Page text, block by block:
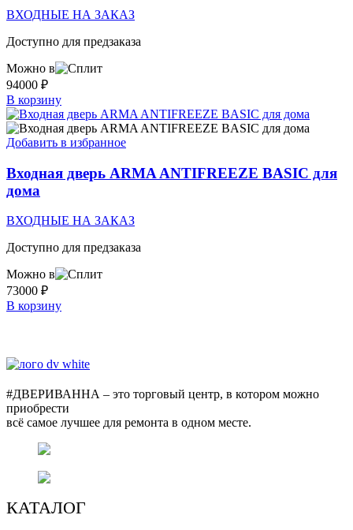
ВХОДНЫЕ НА ЗАКАЗ
Доступно для предзаказа
Можно в
94000 ₽
В корзину
Добавить в избранное
Входная дверь ARMA ANTIFREEZE BASIC для
дома
ВХОДНЫЕ НА ЗАКАЗ
Доступно для предзаказа
Можно в
73000 ₽
В корзину
#ДВЕРИВАННА – это торговый центр, в котором можно
приобрести
всё самое лучшее для ремонта в одном месте.
КАТАЛОГ